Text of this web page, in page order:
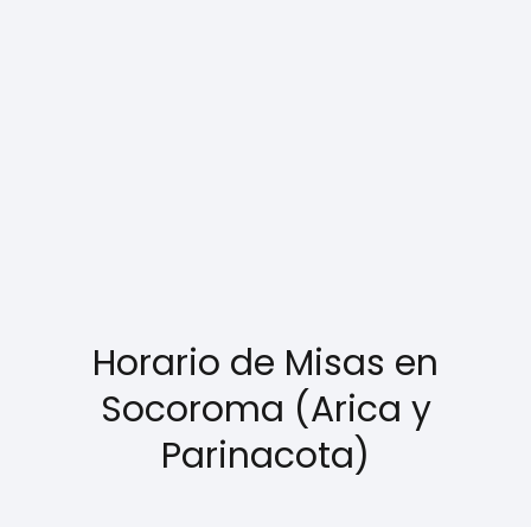
Horario de Misas en
Socoroma (Arica y
Parinacota)